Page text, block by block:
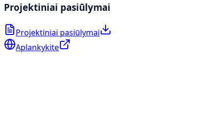
Projektiniai pasiūlymai
Projektiniai pasiūlymai
Aplankykite